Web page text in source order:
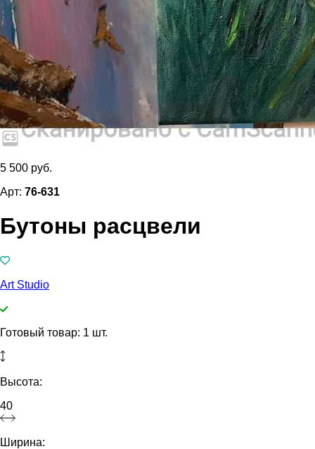
5 500 руб.
Арт: 76-631
Бутоны расцвели
Art Studio
Готовый товар: 1 шт.
Высота:
40
Ширина: